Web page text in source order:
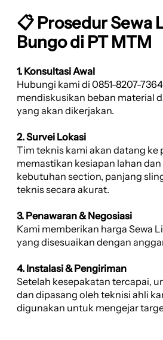
📋 Prosedur Sewa
Bungo di PT MTM
1. Konsultasi Awal
Hubungi kami di 0851-8207-
mendiskusikan beban material
yang akan dikerjakan.
2. Survei Lokasi
Tim teknis kami akan datang
memastikan kesiapan lahan
kebutuhan section, panjang
teknis secara akurat.
3. Penawaran & Negosiasi
Kami memberikan harga Sewa
yang disesuaikan dengan
4. Instalasi & Pengiriman
Setelah kesepakatan tercapai,
dan dipasang oleh teknisi ahli
digunakan untuk mengejar